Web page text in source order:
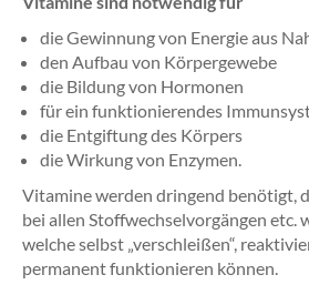
die Gewinnung von Energie aus
den Aufbau von Körpergewebe
die Bildung von Hormonen
für ein funktionierendes
die Entgiftung des Körpers
die Wirkung von Enzymen.
Vitamine werden dringend benötigt,
bei allen Stoffwechselvorgängen etc.
welche selbst „verschleißen“,
permanent funktionieren können.